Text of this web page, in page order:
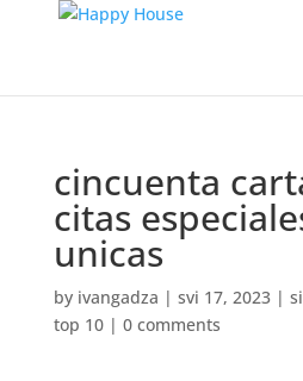
cincuenta
citas
unicas
by ivangadza | svi 17, 2023|
top 10| 0 comments